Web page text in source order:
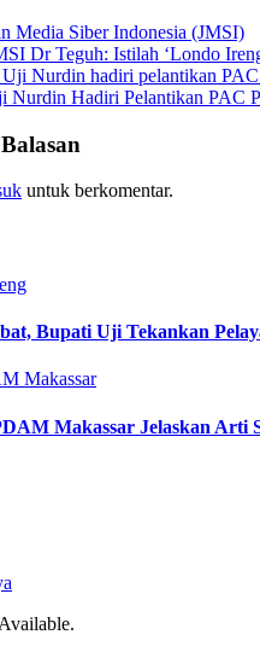
Dr Teguh: Istilah ‘Londo
Nurdin Hadiri Pelantikan PAC
untuk berkomentar.
Bupati Uji Tekankan
Makassar Jelaskan Arti